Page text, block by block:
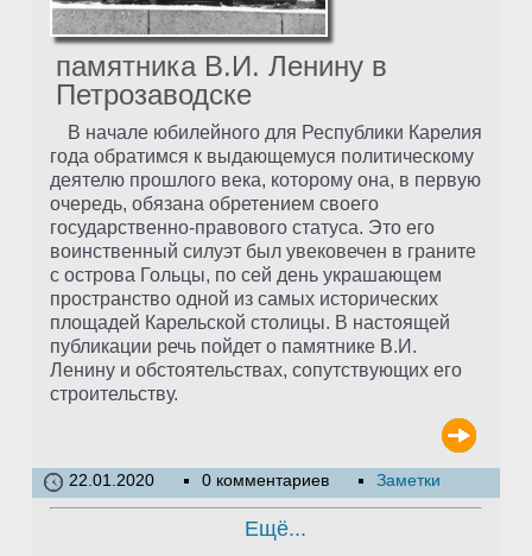
памятника В.И. Ленину в
Петрозаводске
В начале юбилейного для Республики Карелия
года обратимся к выдающемуся политическому
деятелю прошлого века, которому она, в первую
очередь, обязана обретением своего
государственно-правового статуса. Это его
воинственный силуэт был увековечен в граните
с острова Гольцы, по сей день украшающем
пространство одной из самых исторических
площадей Карельской столицы. В настоящей
публикации речь пойдет о памятнике В.И.
Ленину и обстоятельствах, сопутствующих его
строительству.
22.01.2020 0 комментариев Заметки
Ещё...